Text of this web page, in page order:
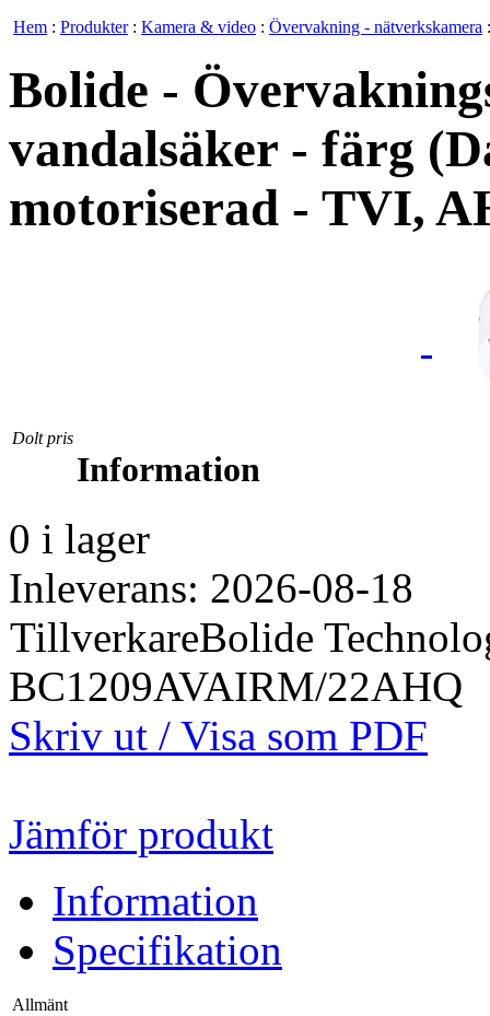
Hem : Produkter: Kamera & video : Övervakning - nätverkskamera
Bolide -
vandalsäker - färg
motoriserad - TVI,
Dolt pris
Information
0 i lager
Inleverans: 2026-08-18
TillverkareBolide
BC1209AVAIRM/22AHQ
Skriv ut / Visa som PDF
Jämför produkt
Information
Specifikation
Allmänt